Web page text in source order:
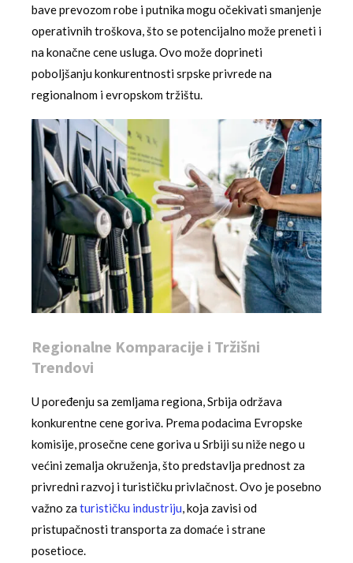
bave prevozom robe i putnika mogu očekivati smanjenje
operativnih troškova, što se potencijalno može preneti i
na konačne cene usluga. Ovo može doprineti
poboljšanju konkurentnosti srpske privrede na
regionalnom i evropskom tržištu.
Regionalne Komparacije i Tržišni
Trendovi
U poređenju sa zemljama regiona, Srbija održava
konkurentne cene goriva. Prema podacima Evropske
komisije, prosečne cene goriva u Srbiji su niže nego u
većini zemalja okruženja, što predstavlja prednost za
privredni razvoj i turističku privlačnost. Ovo je posebno
važno zaturističku industriju, koja zavisi od
pristupačnosti transporta za domaće i strane
posetioce.